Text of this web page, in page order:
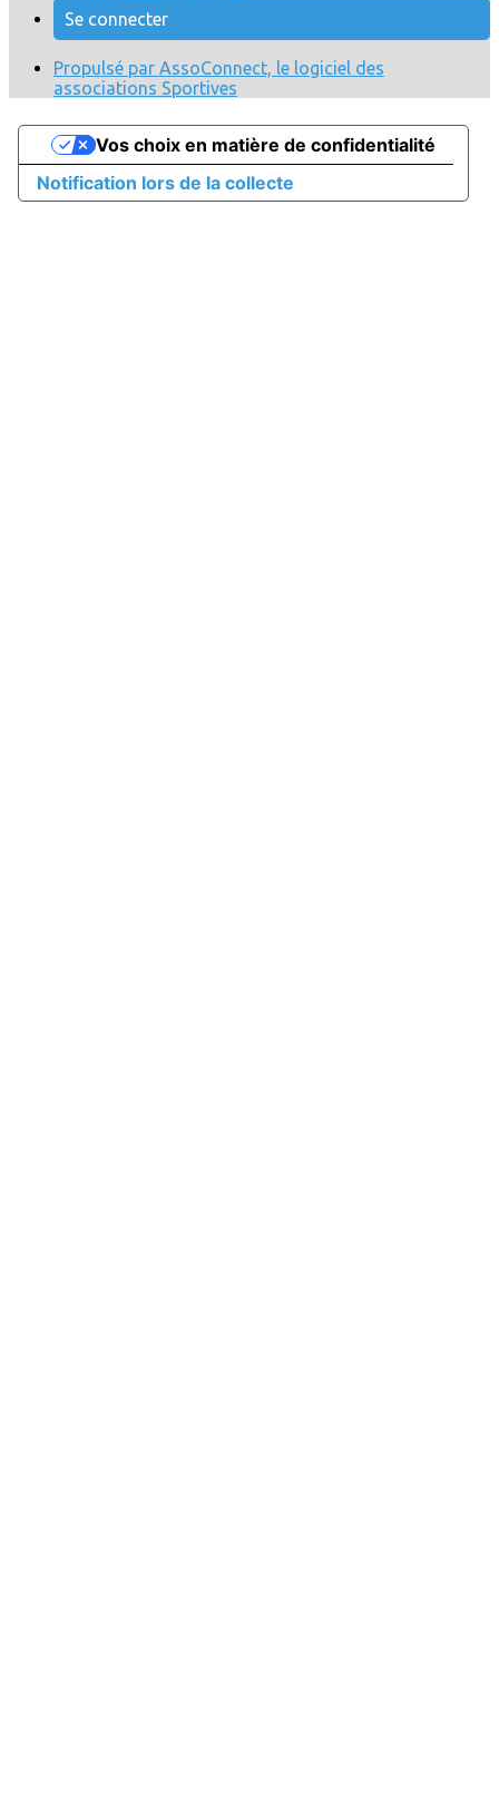
Se connecter
Propulsé par AssoConnect, le logiciel des
associations Sportives
Notification lors de la collecte
Vos choix en matière de confidentialité